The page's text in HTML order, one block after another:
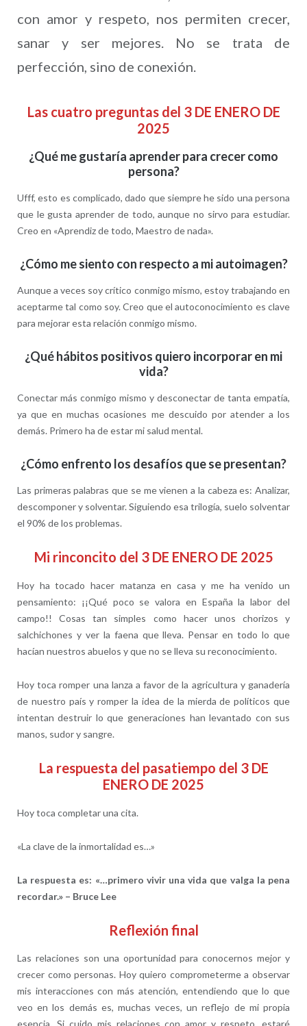
con amor y respeto, nos permiten crecer,
sanar y ser mejores. No se trata de
perfección, sino de conexión.
Las cuatro preguntas del 3 DE ENERO DE
2025
¿Qué me gustaría aprender para crecer como
persona?
Ufff, esto es complicado, dado que siempre he sido una persona
que le gusta aprender de todo, aunque no sirvo para estudiar.
Creo en «Aprendiz de todo, Maestro de nada».
¿Cómo me siento con respecto a mi autoimagen?
Aunque a veces soy crítico conmigo mismo, estoy trabajando en
aceptarme tal como soy. Creo que el autoconocimiento es clave
para mejorar esta relación conmigo mismo.
¿Qué hábitos positivos quiero incorporar en mi
vida?
Conectar más conmigo mismo y desconectar de tanta empatía,
ya que en muchas ocasiones me descuido por atender a los
demás. Primero ha de estar mi salud mental.
¿Cómo enfrento los desafíos que se presentan?
Las primeras palabras que se me vienen a la cabeza es: Analizar,
descomponer y solventar. Siguiendo esa trilogía, suelo solventar
el 90% de los problemas.
Mi rinconcito del 3 DE ENERO DE 2025
Hoy ha tocado hacer matanza en casa y me ha venido un
pensamiento: ¡¡Qué poco se valora en España la labor del
campo!! Cosas tan simples como hacer unos chorizos y
salchichones y ver la faena que lleva. Pensar en todo lo que
hacían nuestros abuelos y que no se lleva su reconocimiento.
Hoy toca romper una lanza a favor de la agricultura y ganadería
de nuestro país y romper la idea de la mierda de políticos que
intentan destruir lo que generaciones han levantado con sus
manos, sudor y sangre.
La respuesta del pasatiempo del 3 DE
ENERO DE 2025
Hoy toca completar una cita.
«La clave de la inmortalidad es…»
La respuesta es: «…primero vivir una vida que valga la pena
recordar.» – Bruce Lee
Reflexión final
Las relaciones son una oportunidad para conocernos mejor y
crecer como personas. Hoy quiero comprometerme a observar
mis interacciones con más atención, entendiendo que lo que
veo en los demás es, muchas veces, un reflejo de mi propia